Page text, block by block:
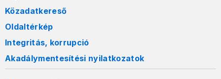
Közadatkereső
Oldaltérkép
Integritás, korrupció
Akadálymentesítési nyilatkozatok